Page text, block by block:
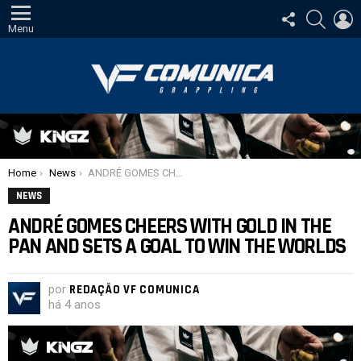
Menu
SIGA-
NOS
Você está aqui:
Home News ANDRÉ GOMES CHEERS WITH GOLD IN THE PAN AND SETS A GOAL TO WIN THE WORLDS
NEWS
ANDRÉ GOMES CHEERS WITH GOLD IN THE
PAN AND SETS A GOAL TO WIN THE WORLDS
por REDAÇÃO VF COMUNICA
há 4 anos